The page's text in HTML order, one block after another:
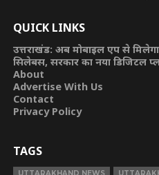
QUICK LINKS
उत्तराखंड: अब मोबाइल एप से
सिलेबस, सरकार का नया डिजिटल
About
Advertise With Us
Contact
Privacy Policy
TAGS